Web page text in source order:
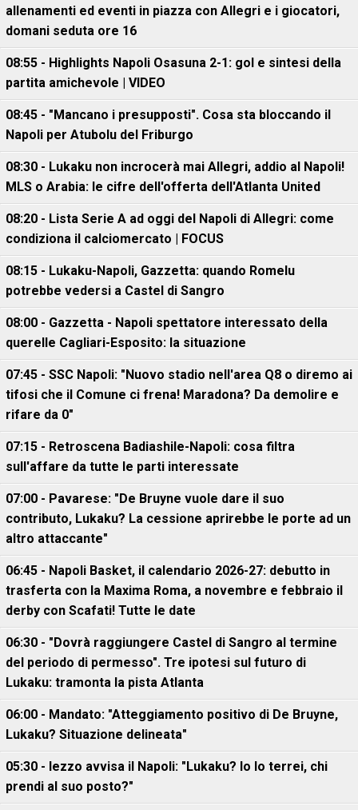
allenamenti ed eventi in piazza con Allegri e i giocatori,
domani seduta ore 16
08:55 - Highlights Napoli Osasuna 2-1: gol e sintesi della
partita amichevole | VIDEO
08:45 - "Mancano i presupposti". Cosa sta bloccando il
Napoli per Atubolu del Friburgo
08:30 - Lukaku non incrocerà mai Allegri, addio al Napoli!
MLS o Arabia: le cifre dell'offerta dell'Atlanta United
08:20 - Lista Serie A ad oggi del Napoli di Allegri: come
condiziona il calciomercato | FOCUS
08:15 - Lukaku-Napoli, Gazzetta: quando Romelu
potrebbe vedersi a Castel di Sangro
08:00 - Gazzetta - Napoli spettatore interessato della
querelle Cagliari-Esposito: la situazione
07:45 - SSC Napoli: "Nuovo stadio nell'area Q8 o diremo ai
tifosi che il Comune ci frena! Maradona? Da demolire e
rifare da 0"
07:15 - Retroscena Badiashile-Napoli: cosa filtra
sull'affare da tutte le parti interessate
07:00 - Pavarese: "De Bruyne vuole dare il suo
contributo, Lukaku? La cessione aprirebbe le porte ad un
altro attaccante"
06:45 - Napoli Basket, il calendario 2026-27: debutto in
trasferta con la Maxima Roma, a novembre e febbraio il
derby con Scafati! Tutte le date
06:30 - "Dovrà raggiungere Castel di Sangro al termine
del periodo di permesso". Tre ipotesi sul futuro di
Lukaku: tramonta la pista Atlanta
06:00 - Mandato: "Atteggiamento positivo di De Bruyne,
Lukaku? Situazione delineata"
05:30 - Iezzo avvisa il Napoli: "Lukaku? Io lo terrei, chi
prendi al suo posto?"